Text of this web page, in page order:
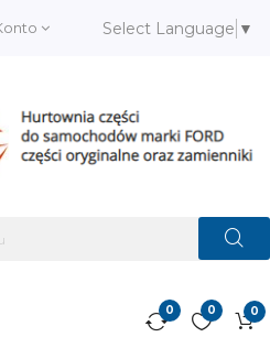
Select Language ▼
0
0
0